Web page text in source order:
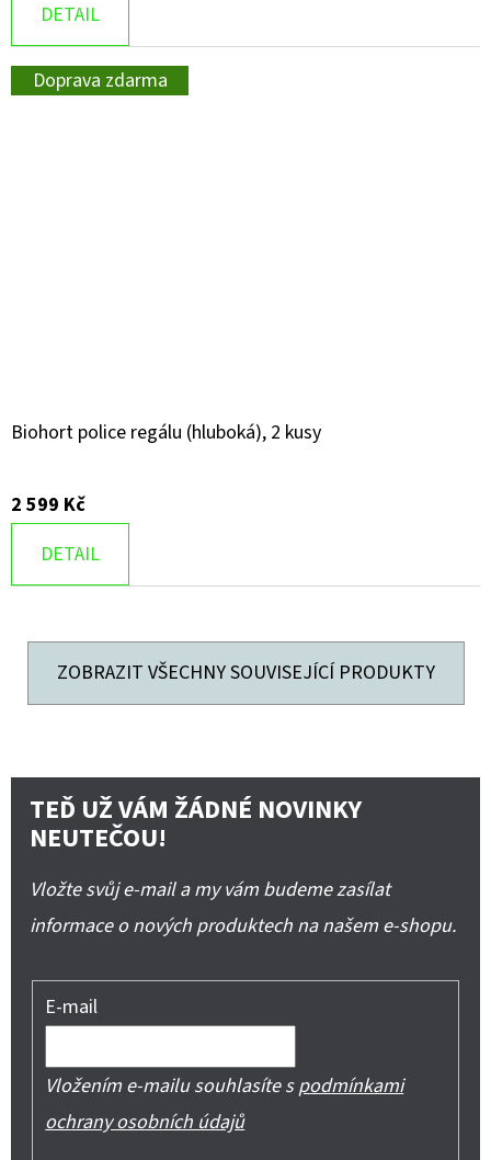
DETAIL
Doprava zdarma
Biohort police regálu (hluboká), 2 kusy
2 599 Kč
DETAIL
ZOBRAZIT VŠECHNY SOUVISEJÍCÍ PRODUKTY
TEĎ UŽ VÁM ŽÁDNÉ NOVINKY
NEUTEČOU!
Vložte svůj e-mail a my vám budeme zasílat
informace o nových produktech na našem e-shopu.
E-mail
Vložením e-mailu souhlasíte spodmínkami
ochrany osobních údajů